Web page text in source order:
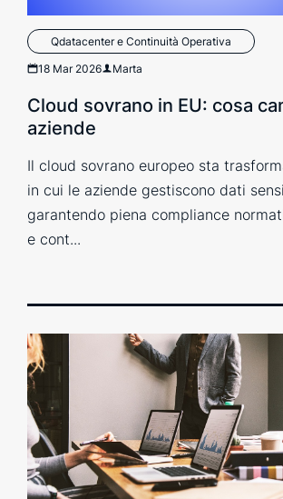
Qdatacenter e Continuità Operativa
18 Mar 2026 Marta
Cloud sovrano in EU: cosa
aziende
Il cloud sovrano europeo sta
in cui le aziende gestiscono dati
garantendo piena compliance
e cont...